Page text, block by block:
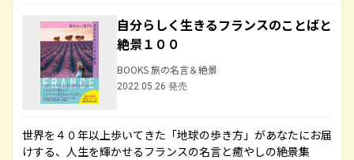
自分らしく生きるフランスのことばと
絶景１００
BOOKS 旅の名言＆絶景
2022.05.26 発売
世界を４０年以上歩いてきた「地球の歩き方」があなたにお届
けする、人生を輝かせるフランスの名言と癒やしの絶景集